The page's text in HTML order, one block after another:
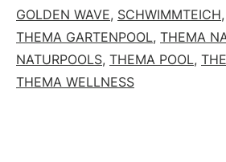
GOLDEN WAVE, SCHWIMMTEICH,
THEMA GARTENPOOL, THEMA
NATURPOOLS, THEMA POOL,
THEMA WELLNESS